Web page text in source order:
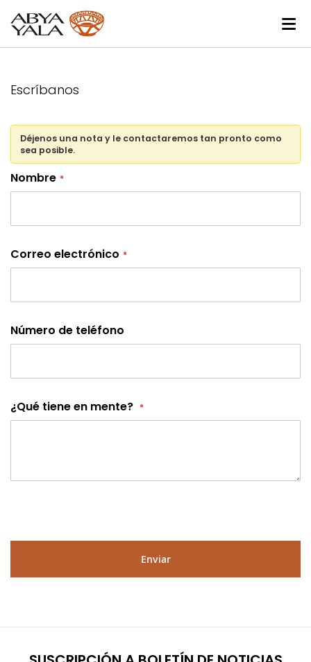
Escríbanos
Déjenos una nota y le contactaremos tan pronto como
sea posible.
Nombre
Correo electrónico
Número de teléfono
¿Qué tiene en mente?
Enviar